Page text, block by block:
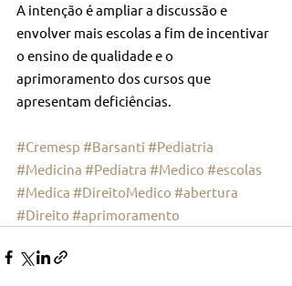
A intenção é ampliar a discussão e
envolver mais escolas a fim de incentivar
o ensino de qualidade e o
aprimoramento dos cursos que
apresentam deficiências.
#Cremesp #Barsanti #Pediatria
#Medicina #Pediatra #Medico #escolas
#Medica #DireitoMedico #abertura
#Direito #aprimoramento